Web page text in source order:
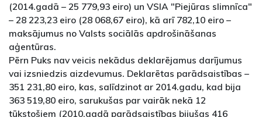
(2014.gadā – 25 779,93 eiro) un VSIA "Piejūras slimnīca"
– 28 223,23 eiro (28 068,67 eiro), kā arī 782,10 eiro –
maksājumus no Valsts sociālās apdrošināšanas
aģentūras.
Pērn Puks nav veicis nekādus deklarējamus darījumus
vai izsniedzis aizdevumus. Deklarētas parādsaistības –
351 231,80 eiro, kas, salīdzinot ar 2014.gadu, kad bija
363 519,80 eiro, sarukušas par vairāk nekā 12
tūkstošiem (2010.gadā parādsaistības bijušas 416